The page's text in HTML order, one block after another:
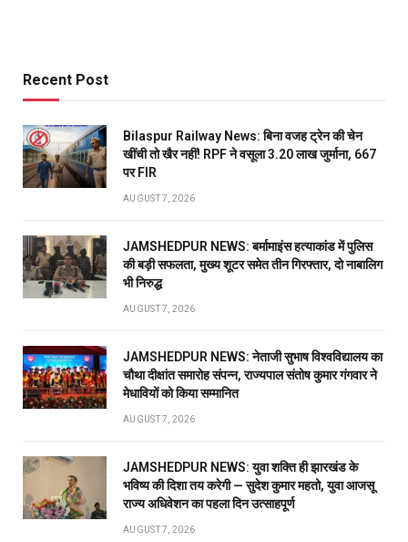
Recent Post
Bilaspur Railway News: बिना वजह ट्रेन की चेन
खींची तो खैर नहीं! RPF ने वसूला 3.20 लाख जुर्माना, 667
पर FIR
AUGUST 7, 2026
JAMSHEDPUR NEWS: बर्मामाइंस हत्याकांड में पुलिस
की बड़ी सफलता, मुख्य शूटर समेत तीन गिरफ्तार, दो नाबालिग
भी निरुद्ध
AUGUST 7, 2026
JAMSHEDPUR NEWS: नेताजी सुभाष विश्वविद्यालय का
चौथा दीक्षांत समारोह संपन्न, राज्यपाल संतोष कुमार गंगवार ने
मेधावियों को किया सम्मानित
AUGUST 7, 2026
JAMSHEDPUR NEWS: युवा शक्ति ही झारखंड के
भविष्य की दिशा तय करेगी — सुदेश कुमार महतो, युवा आजसू
राज्य अधिवेशन का पहला दिन उत्साहपूर्ण
AUGUST 7, 2026